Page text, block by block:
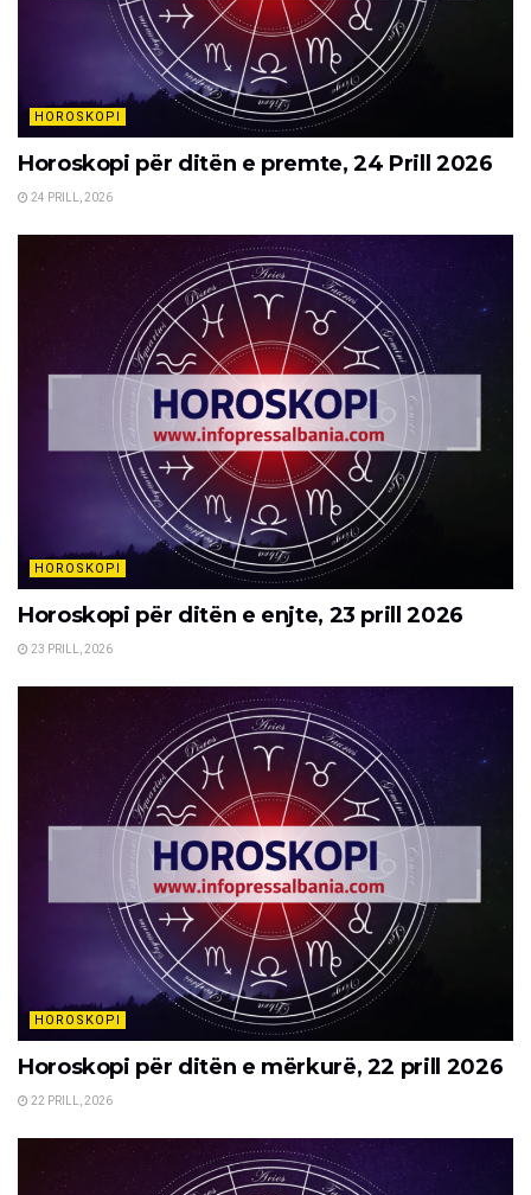
HOROSKOPI
Horoskopi për ditën e premte, 24 Prill 2026
24 PRILL, 2026
HOROSKOPI
Horoskopi për ditën e enjte, 23 prill 2026
23 PRILL, 2026
HOROSKOPI
Horoskopi për ditën e mërkurë, 22 prill 2026
22 PRILL, 2026